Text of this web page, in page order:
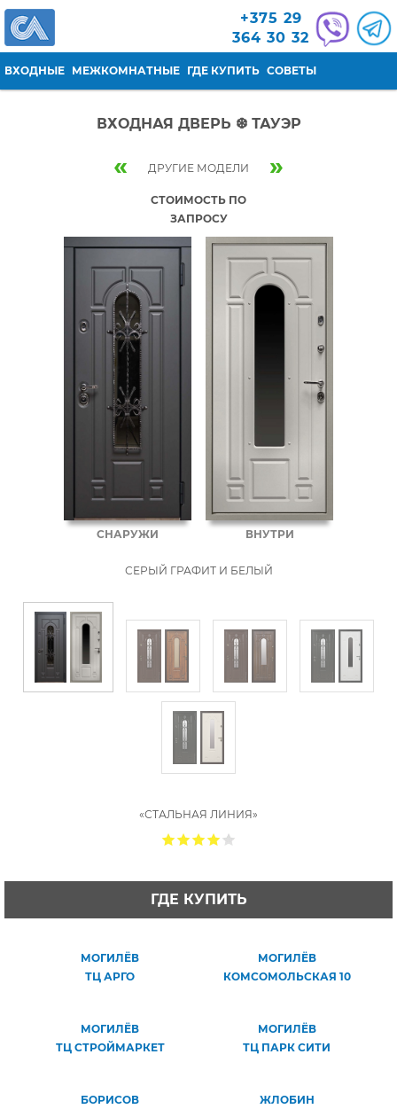
Перейти к основному содержанию+375 29
364 30 32
ВХОДНЫЕ МЕЖКОМНАТНЫЕ ГДЕ КУПИТЬ СОВЕТЫ
ВХОДНАЯ ДВЕРЬ ❆ ТАУЭР
« ДРУГИЕ МОДЕЛИ »
СТОИМОСТЬ ПО
ЗАПРОСУ
СНАРУЖИ ВНУТРИ
СЕРЫЙ ГРАФИТ И БЕЛЫЙ
«СТАЛЬНАЯ ЛИНИЯ»
ГДЕ КУПИТЬ
МОГИЛЁВ
ТЦ АРГО
МОГИЛЁВ
КОМСОМОЛЬСКАЯ 10
МОГИЛЁВ
ТЦ СТРОЙМАРКЕТ
МОГИЛЁВ
ТЦ ПАРК СИТИ
БОРИСОВ
ЖЛОБИН